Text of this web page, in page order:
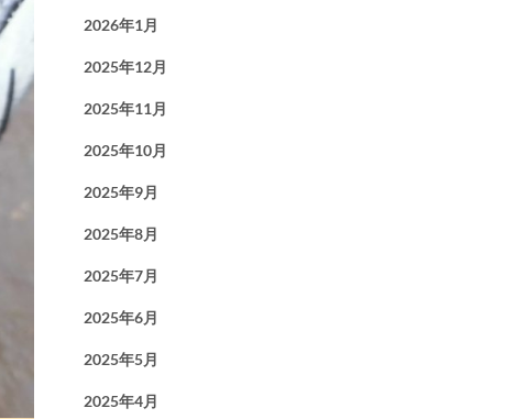
2026年1月
2025年12月
2025年11月
2025年10月
2025年9月
2025年8月
2025年7月
2025年6月
2025年5月
2025年4月